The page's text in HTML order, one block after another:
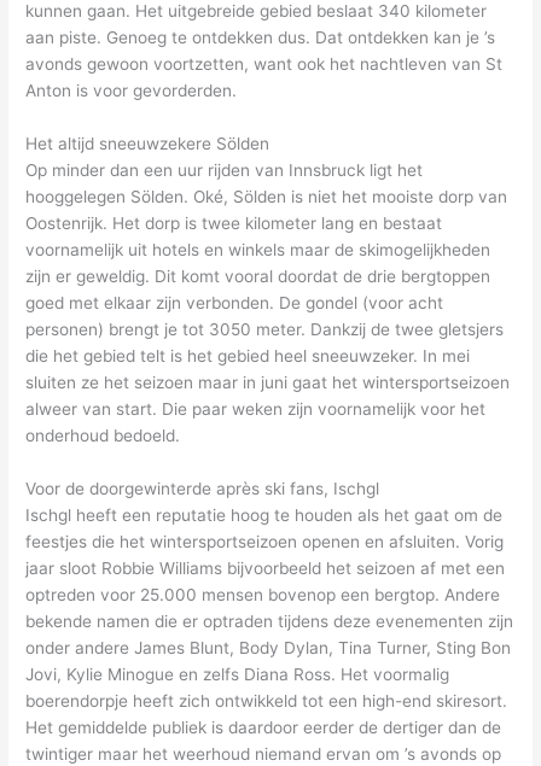
kunnen gaan. Het uitgebreide gebied beslaat 340 kilometer
aan piste. Genoeg te ontdekken dus. Dat ontdekken kan je ’s
avonds gewoon voortzetten, want ook het nachtleven van St
Anton is voor gevorderden.
Het altijd sneeuwzekere Sölden
Op minder dan een uur rijden van Innsbruck ligt het
hooggelegen Sölden. Oké, Sölden is niet het mooiste dorp van
Oostenrijk. Het dorp is twee kilometer lang en bestaat
voornamelijk uit hotels en winkels maar de skimogelijkheden
zijn er geweldig. Dit komt vooral doordat de drie bergtoppen
goed met elkaar zijn verbonden. De gondel (voor acht
personen) brengt je tot 3050 meter. Dankzij de twee gletsjers
die het gebied telt is het gebied heel sneeuwzeker. In mei
sluiten ze het seizoen maar in juni gaat het wintersportseizoen
alweer van start. Die paar weken zijn voornamelijk voor het
onderhoud bedoeld.
Voor de doorgewinterde après ski fans, Ischgl
Ischgl heeft een reputatie hoog te houden als het gaat om de
feestjes die het wintersportseizoen openen en afsluiten. Vorig
jaar sloot Robbie Williams bijvoorbeeld het seizoen af met een
optreden voor 25.000 mensen bovenop een bergtop. Andere
bekende namen die er optraden tijdens deze evenementen zijn
onder andere James Blunt, Body Dylan, Tina Turner, Sting Bon
Jovi, Kylie Minogue en zelfs Diana Ross. Het voormalig
boerendorpje heeft zich ontwikkeld tot een high-end skiresort.
Het gemiddelde publiek is daardoor eerder de dertiger dan de
twintiger maar het weerhoud niemand ervan om ’s avonds op